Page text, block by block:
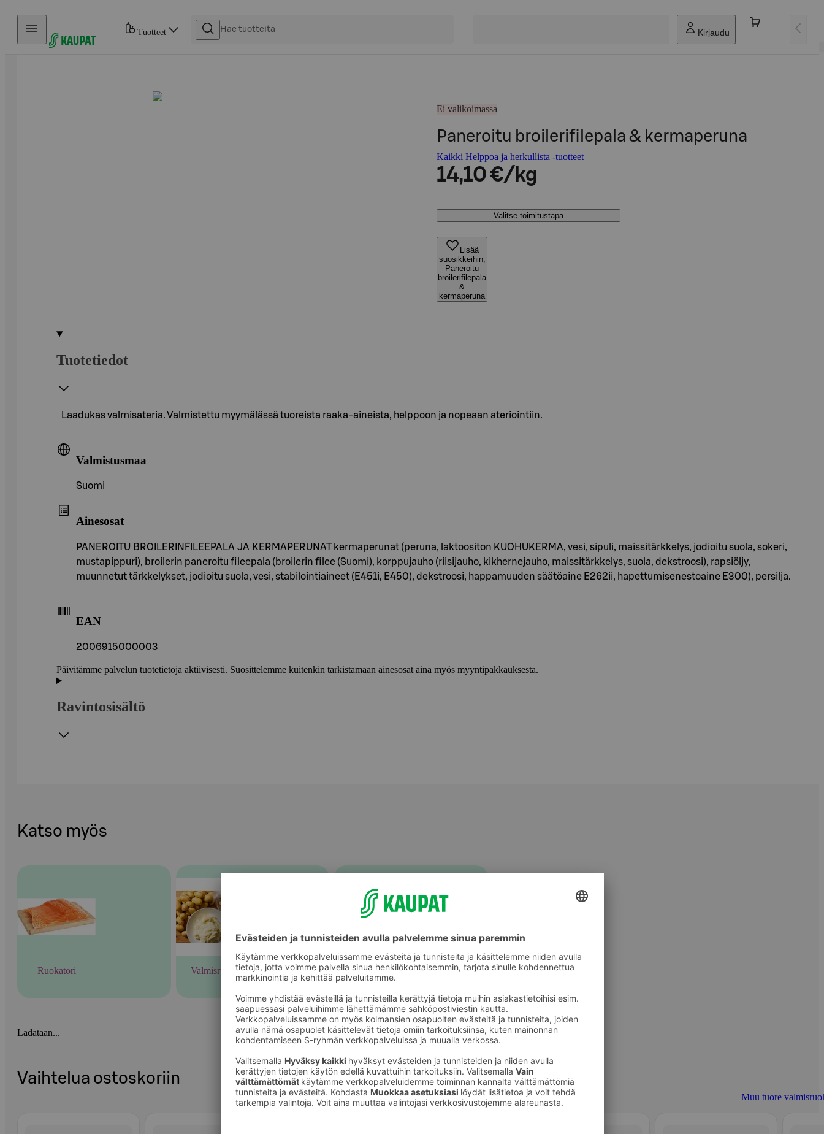
Hyppää sisältöön
Tuotteet Kirjaudu
Ei valikoimassa
Paneroitu broilerifilepala & kermaperuna
Kaikki Helppoa ja herkullista -tuotteet
14,10 €/kg
Valitse toimitustapa
Lisää
suosikkeihin,
Paneroitu
broilerifilepala
&
kermaperuna
Tuotetiedot
Laadukas valmisateria. Valmistettu myymälässä tuoreista raaka-aineista, helppoon ja nopeaan ateriointiin.
Valmistusmaa
Suomi
Ainesosat
PANEROITU BROILERINFILEEPALA JA KERMAPERUNAT kermaperunat (peruna, laktoositon KUOHUKERMA, vesi, sipuli, maissitärkkelys, jodioitu suola, sokeri,
mustapippuri), broilerin paneroitu fileepala (broilerin filee (Suomi), korppujauho (riisijauho, kikhernejauho, maissitärkkelys, suola, dekstroosi), rapsiöljy,
muunnetut tärkkelykset, jodioitu suola, vesi, stabilointiaineet (E451i, E450), dekstroosi, happamuuden säätöaine E262ii, hapettumisenestoaine E300), persilja.
EAN
2006915000003
Päivitämme palvelun tuotetietoja aktiivisesti. Suosittelemme kuitenkin tarkistamaan ainesosat aina myös myyntipakkauksesta.
Ravintosisältö
Katso myös
Ruokatori Valmisruoka Muu tuore valmisruoka
Ladataan...
Vaihtelua ostoskoriin
Muu tuore